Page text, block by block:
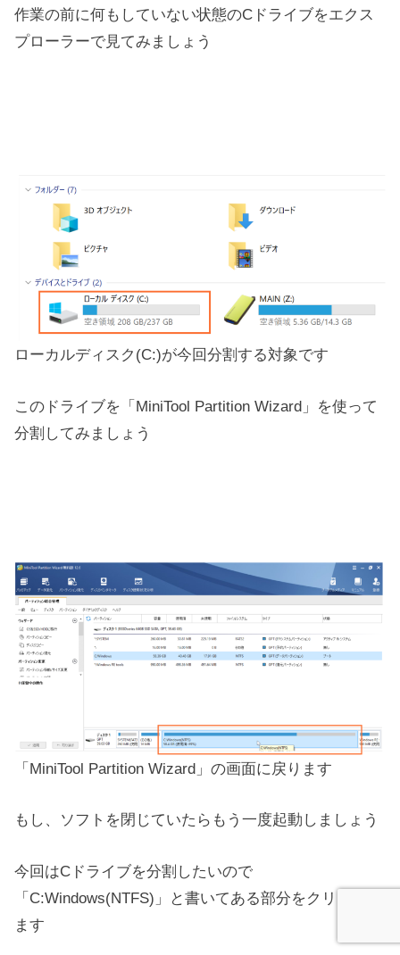
作業の前に何もしていない状態のCドライブをエクス
プローラーで見てみましょう
ローカルディスク(C:)が今回分割する対象です
このドライブを「MiniTool Partition Wizard」を使って
分割してみましょう
「MiniTool Partition Wizard」の画面に戻ります
もし、ソフトを閉じていたらもう一度起動しましょう
今回はCドライブを分割したいので
「C:Windows(NTFS)」と書いてある部分をクリックし
ます